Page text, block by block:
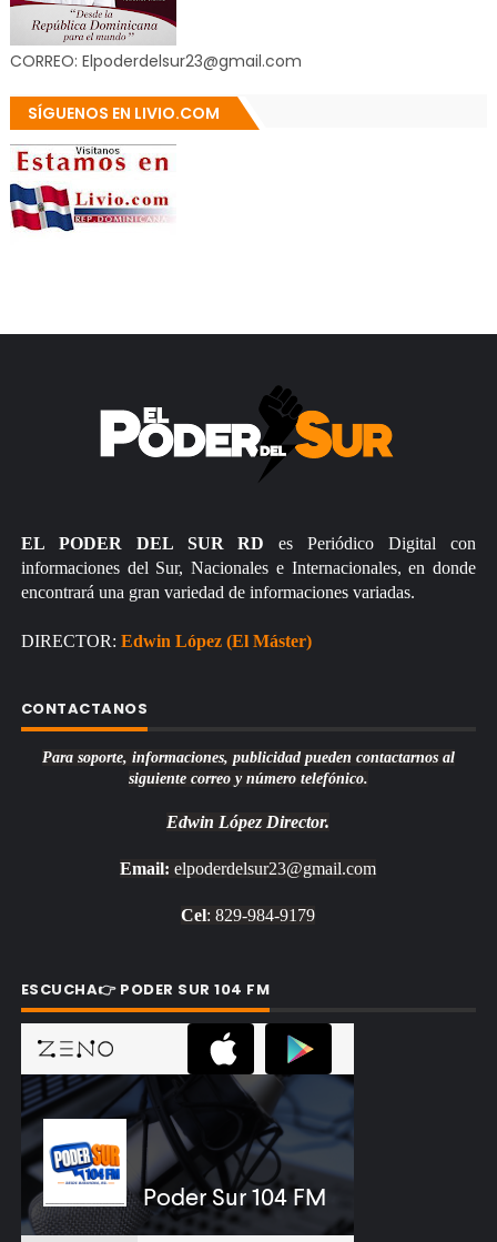
CORREO: Elpoderdelsur23@gmail.com
SÍGUENOS EN LIVIO.COM
EL PODER DEL SUR RD es Periódico Digital con
informaciones del Sur, Nacionales e Internacionales, en donde
encontrará una gran variedad de informaciones variadas.
DIRECTOR: Edwin López (El Máster)
CONTACTANOS
Para soporte, informaciones, publicidad pueden contactarnos al
siguiente correo y número telefónico.
Edwin López Director.
Email: elpoderdelsur23@gmail.com
Cel: 829-984-9179
ESCUCHA👉 PODER SUR 104 FM